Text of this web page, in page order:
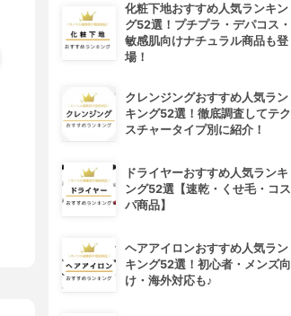
化粧下地おすすめ人気ランキン
グ52選！プチプラ・デパコス・
敏感肌向けナチュラル商品も登
場！
クレンジングおすすめ人気ラン
キング52選！徹底調査してテク
スチャータイプ別に紹介！
ドライヤーおすすめ人気ランキ
ング52選【速乾・くせ毛・コス
パ商品】
ヘアアイロンおすすめ人気ラン
キング52選！初心者・メンズ向
け・海外対応も♪